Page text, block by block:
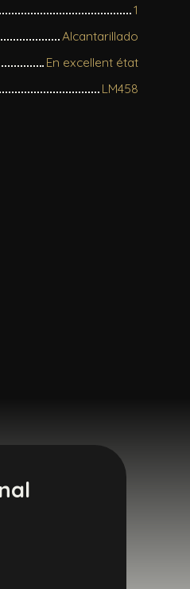
1
Alcantarillado
En excellent état
LM458